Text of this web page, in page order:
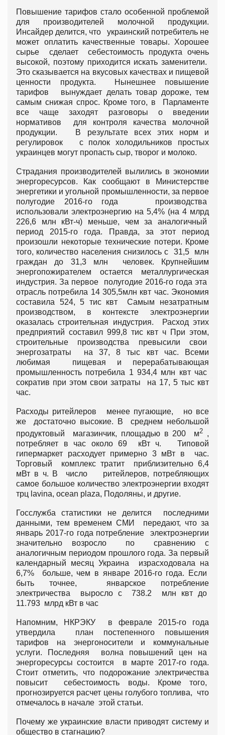
Повышение тарифов стало особенной проблемой
для производителей молочной продукции.
Инсайдер делится, что украинский потребитель не
может оплатить качественные товары. Хорошее
сырье сделает себестоимость продукта очень
высокой, поэтому приходится искать заменители.
Это сказывается на вкусовых качествах и пищевой
ценности продукта. Нынешнее повышение
тарифов вынуждает делать товар дороже, тем
самым снижая спрос. Кроме того, в Парламенте
все чаще заходят разговоры о введении
нормативов для контроля качества молочной
продукции. В результате всех этих норм и
регулировок с полок холодильников простых
украинцев могут пропасть сыр, творог и молоко.
Страдания производителей вылились в экономии
энергоресурсов. Как сообщают в Министерстве
энергетики и угольной промышленности, за первое
полугодие 2016-го года производства
использовали электроэнергию на 5,4% (на 4 млрд
226,6 млн кВт-ч) меньше, чем за аналогичный
период 2015-го года. Правда, за этот период
произошли некоторые технические потери. Кроме
того, количество населения снизилось с 31,5 млн
граждан до 31,3 млн человек. Крупнейшим
энергопожирателем остается металлургическая
индустрия. За первое полугодие 2016-го года эта
отрасль потребила 14 305,5млн квт час. Экономия
составила 524, 5 тис квт Самым незатратным
производством, в контексте электроэнергии
оказалась строительная индустрия. Расход этих
предприятий составил 999,8 тис квт ч При этом,
строительные производства превысили свои
энергозатраты на 37, 8 тыс квт час. Всеми
любимая пищевая и перерабатывающая
промышленность потребила 1 934,4 млн квт час
сократив при этом свои затраты на 17, 5 тыс квт
час.
Расходы ритейлеров менее пугающие, но все
же достаточно высокие. В среднем небольшой
продуктовый магазинчик, площадью в 200 м2 ,
потребляет в час около 69 кВт ч. Типовой
гипермаркет расходует примерно 3 мВт в час.
Торговый комплекс тратит приблизительно 6,4
мВт в ч. В число ритейлеров, потребляющих
самое большое количество электроэнергии входят
трц lavina, ocean plaza, Подоляны, и другие.
Госслужба статистики не делится последними
данными, тем временем СМИ передают, что за
январь 2017-го года потребление электроэнергии
значительно возросло по сравнению с
аналогичным периодом прошлого года. За первый
календарный месяц Украина израсходовала на
6,7% больше, чем в январе 2016-го года. Если
быть точнее, январское потребление
электричества выросло с 738.2 млн квт до
11.793 млрд кВт в час
Напомним, НКРЭКУ в феврале 2015-го года
утвердила план постепенного повышения
тарифов на энергоносители и коммунальные
услуги. Последняя волна повышений цен на
энергоресурсы состоится в марте 2017-го года.
Стоит отметить, что подорожание электричества
повысит себестоимость воды. Кроме того,
прогнозируется расчет цены голубого топлива, что
отмечалось в начале этой статьи.
Почему же украинские власти приводят систему и
общество в стагнацию?